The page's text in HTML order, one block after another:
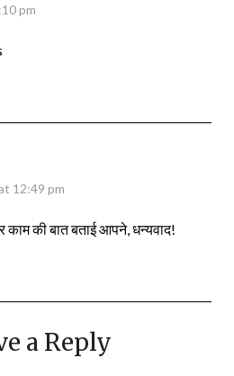
pm
12:49 pm
काम की बात बताई आपने, धन्यवाद!
a Reply